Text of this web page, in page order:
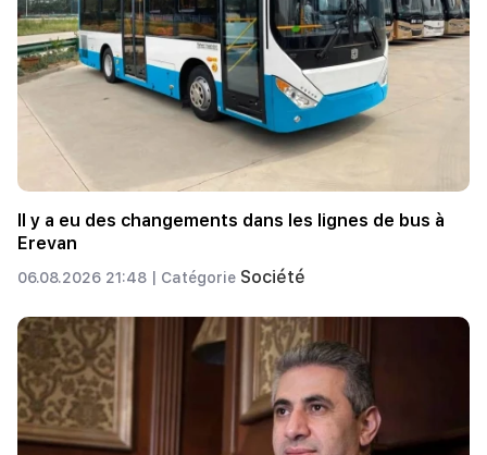
Il y a eu des changements dans les lignes de bus à
Erevan
06.08.2026 21:48 | Catégorie Société